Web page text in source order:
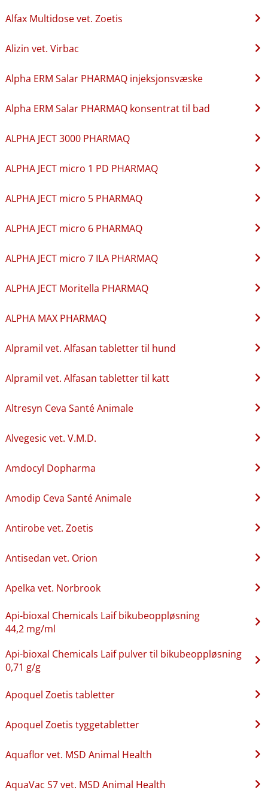
Alfax Multidose vet. Zoetis
Alizin vet. Virbac
Alpha ERM Salar PHARMAQ injeksjonsvæske
Alpha ERM Salar PHARMAQ konsentrat til bad
ALPHA JECT 3000 PHARMAQ
ALPHA JECT micro 1 PD PHARMAQ
ALPHA JECT micro 5 PHARMAQ
ALPHA JECT micro 6 PHARMAQ
ALPHA JECT micro 7 ILA PHARMAQ
ALPHA JECT Moritella PHARMAQ
ALPHA MAX PHARMAQ
Alpramil vet. Alfasan tabletter til hund
Alpramil vet. Alfasan tabletter til katt
Altresyn Ceva Santé Animale
Alvegesic vet. V.M.D.
Amdocyl Dopharma
Amodip Ceva Santé Animale
Antirobe vet. Zoetis
Antisedan vet. Orion
Apelka vet. Norbrook
Api-bioxal Chemicals Laif bikubeoppløsning
44,2 mg/ml
Api-bioxal Chemicals Laif pulver til bikubeoppløsning
0,71 g/g
Apoquel Zoetis tabletter
Apoquel Zoetis tyggetabletter
Aquaflor vet. MSD Animal Health
AquaVac S7 vet. MSD Animal Health